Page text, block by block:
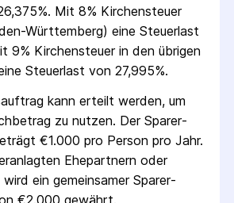
Mit 8% Kirchensteuer
Württemberg) eine Steuerlast
9% Kirchensteuer in den übrigen
Steuerlast von 27,995%.
kann erteilt werden, um
zu nutzen. Der Sparer­
€1.000 pro Person pro Jahr.
Ehepartnern oder
ein gemeinsamer Sparer­
€2.000 gewährt.